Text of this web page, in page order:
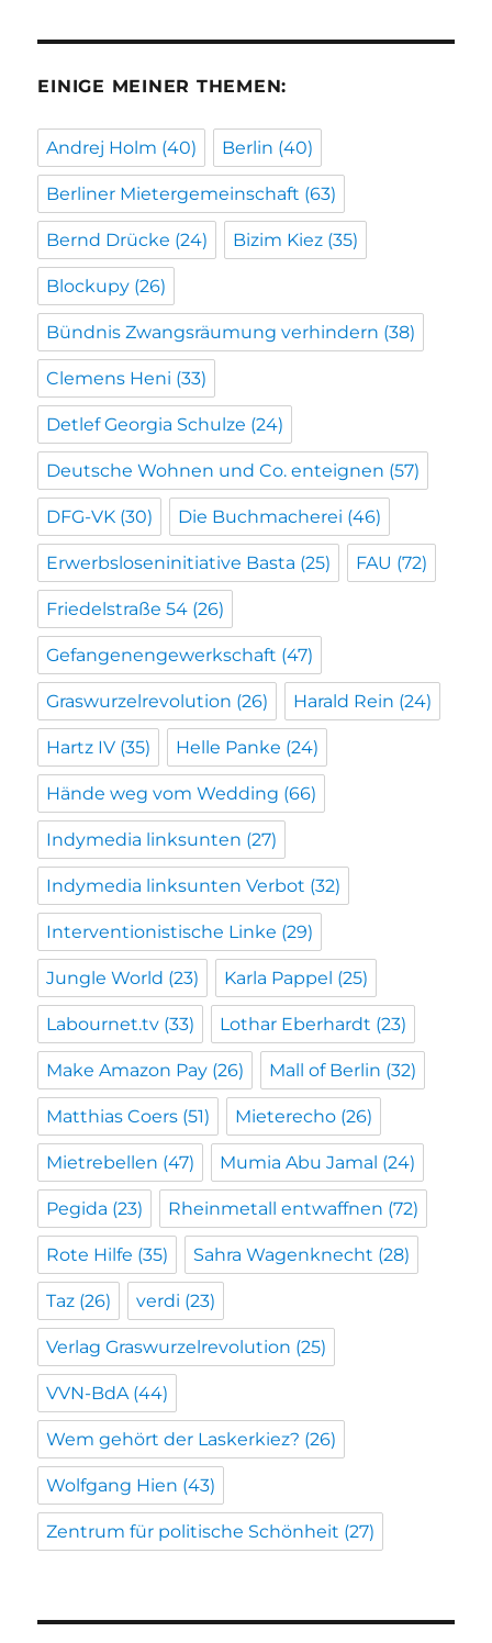
EINIGE MEINER THEMEN:
Andrej Holm (40) Berlin (40)
Berliner Mietergemeinschaft (63)
Bernd Drücke (24) Bizim Kiez (35)
Blockupy (26)
Bündnis Zwangsräumung verhindern (38)
Clemens Heni (33)
Detlef Georgia Schulze (24)
Deutsche Wohnen und Co. enteignen (57)
DFG-VK (30) Die Buchmacherei (46)
Erwerbsloseninitiative Basta (25) FAU (72)
Friedelstraße 54 (26)
Gefangenengewerkschaft (47)
Graswurzelrevolution (26) Harald Rein (24)
Hartz IV (35) Helle Panke (24)
Hände weg vom Wedding (66)
Indymedia linksunten (27)
Indymedia linksunten Verbot (32)
Interventionistische Linke (29)
Jungle World (23) Karla Pappel (25)
Labournet.tv (33) Lothar Eberhardt (23)
Make Amazon Pay (26) Mall of Berlin (32)
Matthias Coers (51) Mieterecho (26)
Mietrebellen (47) Mumia Abu Jamal (24)
Pegida (23) Rheinmetall entwaffnen (72)
Rote Hilfe (35) Sahra Wagenknecht (28)
Taz (26) verdi (23)
Verlag Graswurzelrevolution (25)
VVN-BdA(44)
Wem gehört der Laskerkiez? (26)
Wolfgang Hien (43)
Zentrum für politische Schönheit (27)